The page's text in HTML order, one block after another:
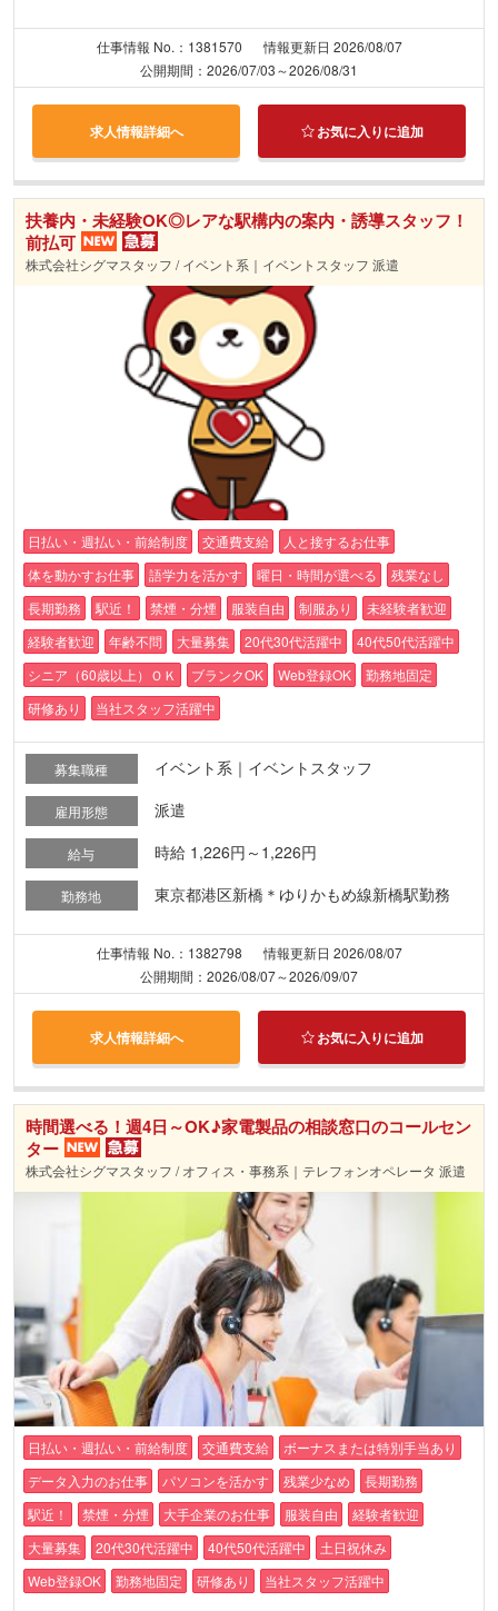
仕事情報 No.：1381570
情報更新日 2026/08/07
公開期間：2026/07/03～2026/08/31
求人情報詳細へ お気に入りに追加
扶養内・未経験OK◎レアな駅構内の案内・誘導スタッフ！
前払可
株式会社シグマスタッフ / イベント系｜イベントスタッフ 派遣
日払い・週払い・前給制度 交通費支給
人と接するお仕事
体を動かすお仕事
語学力を活かす 曜日・時間が選べる
残業なし
長期勤務
駅近！ 禁煙・分煙 服装自由 制服あり
未経験者歓迎
経験者歓迎
年齢不問 大量募集 20代30代活躍中
40代50代活躍中
シニア（60歳以上）ＯＫ
ブランクOK Web登録OK
勤務地固定
研修あり
当社スタッフ活躍中
募集職種 イベント系｜イベントスタッフ
雇用形態 派遣
給与 時給 1,226円～1,226円
勤務地 東京都港区新橋＊ゆりかもめ線新橋駅勤務
仕事情報 No.：1382798
情報更新日 2026/08/07
公開期間：2026/08/07～2026/09/07
求人情報詳細へ お気に入りに追加
時間選べる！週4日～OK♪家電製品の相談窓口のコールセン
ター
株式会社シグマスタッフ / オフィス・事務系｜テレフォンオペレータ 派遣
日払い・週払い・前給制度 交通費支給
ボーナスまたは特別手当あり
データ入力のお仕事
パソコンを活かす 残業少なめ
長期勤務
駅近！
禁煙・分煙 大手企業のお仕事 服装自由
経験者歓迎
大量募集
20代30代活躍中 40代50代活躍中
土日祝休み
Web登録OK
勤務地固定 研修あり 当社スタッフ活躍中